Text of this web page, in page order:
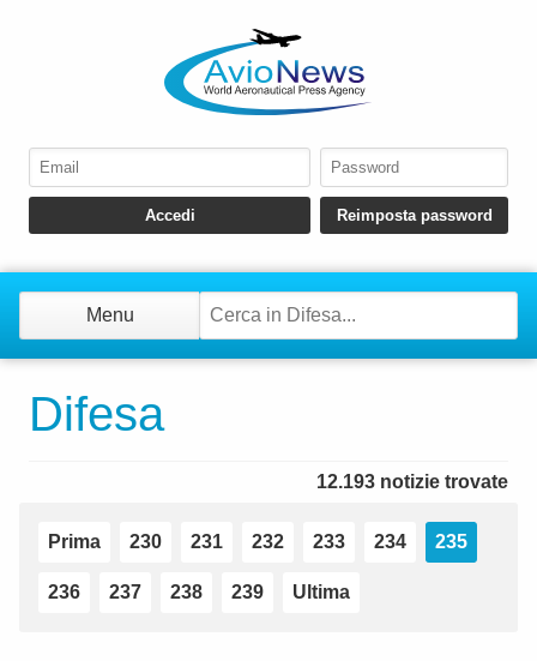
Menu
Difesa
12.193 notizie trovate
Prima 230 231 232 233 234 235
236 237 238 239 Ultima